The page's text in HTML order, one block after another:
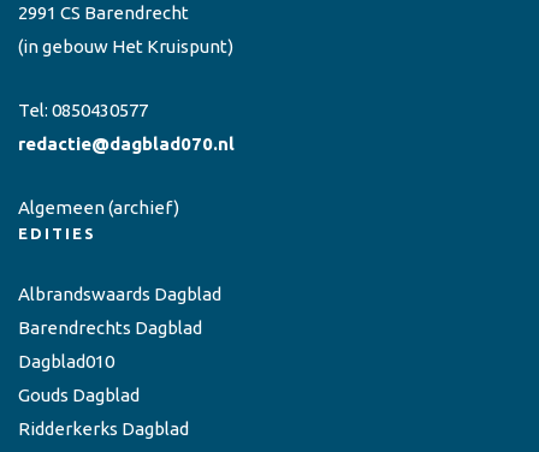
2991 CS Barendrecht
(in gebouw Het Kruispunt)
Tel: 0850430577
redactie@dagblad070.nl
Algemeen(archief)
EDITIES
Albrandswaards Dagblad
Barendrechts Dagblad
Dagblad010
Gouds Dagblad
Ridderkerks Dagblad